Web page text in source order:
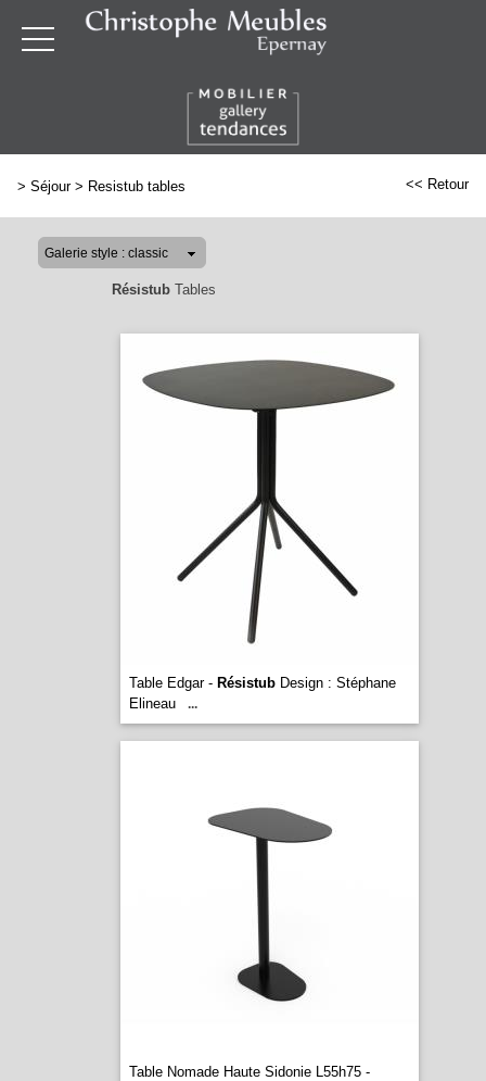
> Séjour> Resistub tables << Retour
RésistubTables
Table Edgar - RésistubDesign : Stéphane
Elineau
...
Table Nomade Haute Sidonie L55h75 -